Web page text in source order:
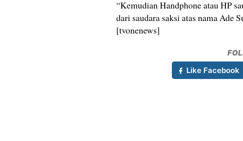
“Kemudian Handphone atau HP
dari saudara saksi atas nama Ade
[tvonenews]
Like Facebook